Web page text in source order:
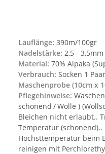
Lauflänge: 390m/100gr
Nadelstärke: 2,5 - 3,5mm
Material: 70% Alpaka
Verbrauch: Socken 1
Maschenprobe (10cm x
Pflegehinweise:
schonend / Wolle )
Bleichen nicht erlaubt..
Temperatur
Höchsttemperatur beim
reinigen mit